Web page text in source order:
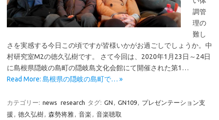
調管
理の
難し
さを実感する今日この頃ですが皆様いかがお過ごしでしょうか。中
村研究室M2の徳久弘樹です。 さて今回は、2020年1月23日～24日
に島根県隠岐の島町の隠岐島文化会館にて開催された第1…
Read More: 島根県の隠岐の島町で… »
カテゴリー: news research タグ: GN , GN109, プレゼンテーション支
援 , 徳久弘樹, 森勢将雅, 音楽 , 音楽聴取